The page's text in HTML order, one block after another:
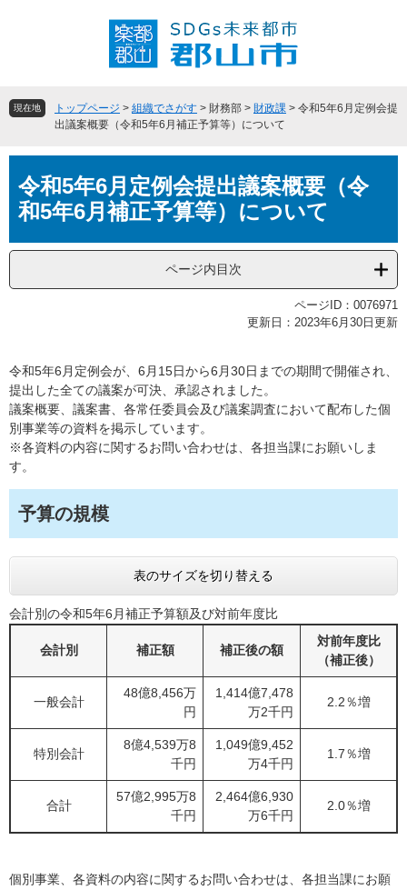
頭
飛現在地 トップページ > 組織でさがす > 財務部 > 財政課 > 令和5年6月定例会提
出議案概要（令和5年6月補正予算等）について
文令和5年6月定例会提出議案概要（令
和5年6月補正予算等）について
ページ内目次
ページID：0076971
更新日：2023年6月30日更新
令和5年6月定例会が、6月15日から6月30日までの期間で開催され、
提出した全ての議案が可決、承認されました。
議案概要、議案書、各常任委員会及び議案調査において配布した個
別事業等の資料を掲示しています。
※各資料の内容に関するお問い合わせは、各担当課にお願いしま
す。
予算の規模
表のサイズを切り替える
会計別の令和5年6月補正予算額及び対前年度比
会計別 補正額 補正後の額
対前年度比
（補正後）
一般会計
48億8,456万
円
1,414億7,478
万2千円
2.2％増
特別会計
8億4,539万8
千円
1,049億9,452
万4千円
1.7％増
合計
57億2,995万8
千円
2,464億6,930
万6千円
2.0％増
個別事業、各資料の内容に関するお問い合わせは、各担当課にお願